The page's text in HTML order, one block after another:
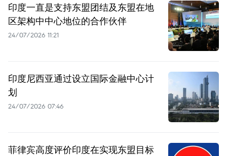
印度一直是支持东盟团结及东盟在地
区架构中中心地位的合作伙伴
24/07/2026 11:21
印度尼西亚通过设立国际金融中心计
划
24/07/2026 07:46
菲律宾高度评价印度在实现东盟目标